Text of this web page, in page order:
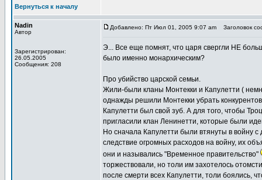
Вернуться к началу
Nadin
Автор
Зарегистрирован:
26.05.2005
Сообщения: 208
Добавлено: Пт Июл 01, 2005 9:07 am Заголовок
Э... Все еще помнят, что царя свергли НЕ
было именно монархическим?
Про убийство царской семьи.
Жили-были кланы Монтекки и Капулетти (
однажды решили Монтекки убрать
Капулетти был свой зуб. А для того, чтобы
пригласили клан Ленинетти, которые были
Но сначала Капулетти были втянуты в войну с
следствие огромных расходов на войну, их
они и назывались "Временное правительство"
торжествовали, но толи им захотелось
после смерти всех Капулетти, толи боялись,